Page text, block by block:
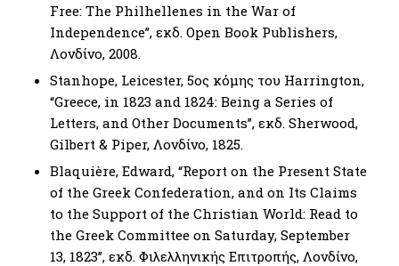
Free: The Philhellenes in the War of
Independence”, εκδ. Open Book Publishers,
Λονδίνο, 2008.
Stanhope, Leicester, 5ος κόμης του Harrington,
“Greece, in 1823 and 1824: Being a Series of
Letters, and Other Documents”, εκδ. Sherwood,
Gilbert & Piper, Λονδίνο, 1825.
Blaquière, Edward, “Report on the Present State
of the Greek Confederation, and on Its Claims
to the Support of the Christian World: Read to
the Greek Committee on Saturday, September
13, 1823’’, εκδ. Φιλελληνικής Επιτροπής, Λονδίνο,